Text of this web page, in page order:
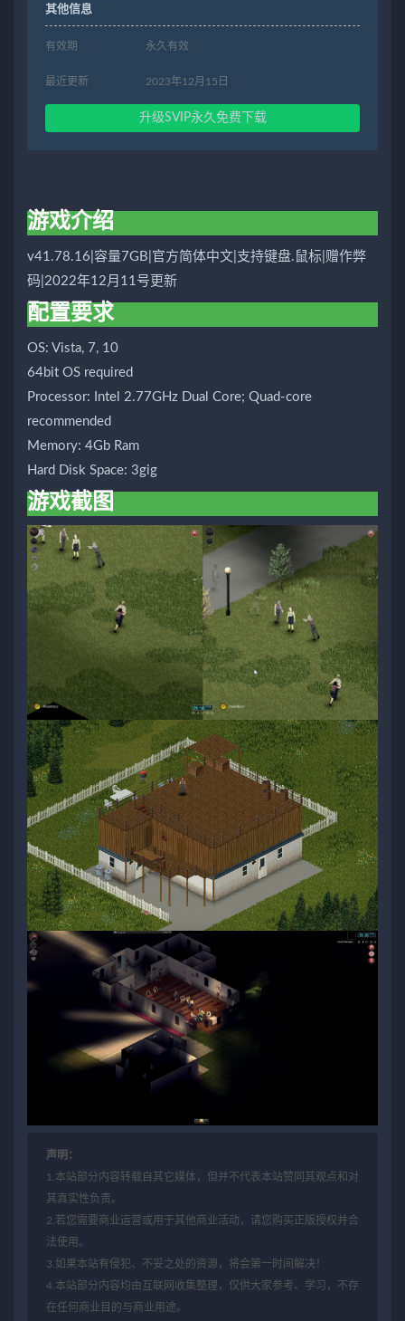
其他信息
有效期 永久有效
最近更新 2023年12月15日
升级SVIP永久免费下载
游戏介绍
v41.78.16|容量7GB|官方简体中文|支持键盘.鼠标|赠作弊
码|2022年12月11号更新
配置要求
OS: Vista, 7, 10
64bit OS required
Processor: Intel 2.77GHz Dual Core; Quad-core
recommended
Memory: 4Gb Ram
Hard Disk Space: 3gig
游戏截图
声明：
1.本站部分内容转载自其它媒体，但并不代表本站赞同其观点和对
其真实性负责。
2.若您需要商业运营或用于其他商业活动，请您购买正版授权并合
法使用。
3.如果本站有侵犯、不妥之处的资源，将会第一时间解决！
4.本站部分内容均由互联网收集整理，仅供大家参考、学习，不存
在任何商业目的与商业用途。